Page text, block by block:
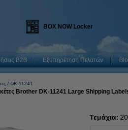
BOX NOW Locker
B2B Εξυπηρέτηση Πελατών
DK-11241
Brother DK-11241 Large Shipping
Τεμάχια: